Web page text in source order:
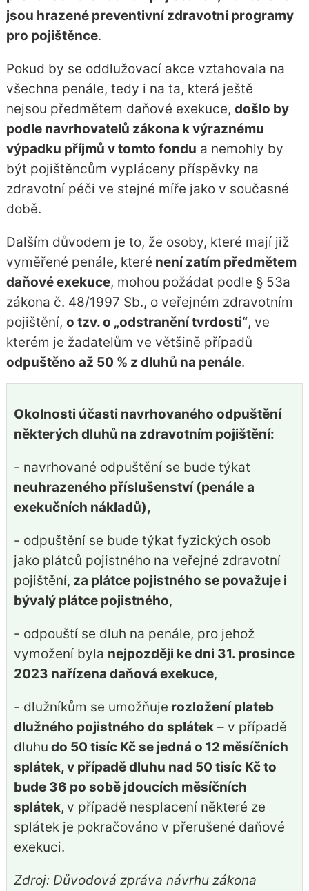
jsou hrazené preventivní zdravotní programy
pro pojištěnce.
Pokud by se oddlužovací akce vztahovala na
všechna penále, tedy i na ta, která ještě
nejsou předmětem daňové exekuce, došlo by
podle navrhovatelů zákona k výraznému
výpadku příjmů v tomto fondu a nemohly by
být pojištěncům vypláceny příspěvky na
zdravotní péči ve stejné míře jako v současné
době.
Dalším důvodem je to, že osoby, které mají již
vyměřené penále, které není zatím předmětem
daňové exekuce, mohou požádat podle § 53a
zákona č. 48/1997 Sb., o veřejném zdravotním
pojištění, o tzv. o „odstranění tvrdosti“, ve
kterém je žadatelům ve většině případů
odpuštěno až 50 % z dluhů na penále.
Okolnosti účasti navrhovaného odpuštění
některých dluhů na zdravotním pojištění:
- navrhované odpuštění se bude týkat
neuhrazeného příslušenství (penále a
exekučních nákladů),
- odpuštění se bude týkat fyzických osob
jako plátců pojistného na veřejné zdravotní
pojištění, za plátce pojistného se považuje i
bývalý plátce pojistného,
- odpouští se dluh na penále, pro jehož
vymožení byla nejpozději ke dni 31. prosince
2023 nařízena daňová exekuce,
- dlužníkům se umožňuje rozložení plateb
dlužného pojistného do splátek– v případě
dluhu do 50 tisíc Kč se jedná o 12 měsíčních
splátek, v případě dluhu nad 50 tisíc Kč to
bude 36 po sobě jdoucích měsíčních
splátek, v případě nesplacení některé ze
splátek je pokračováno v přerušené daňové
exekuci.
Zdroj: Důvodová zpráva návrhu zákona